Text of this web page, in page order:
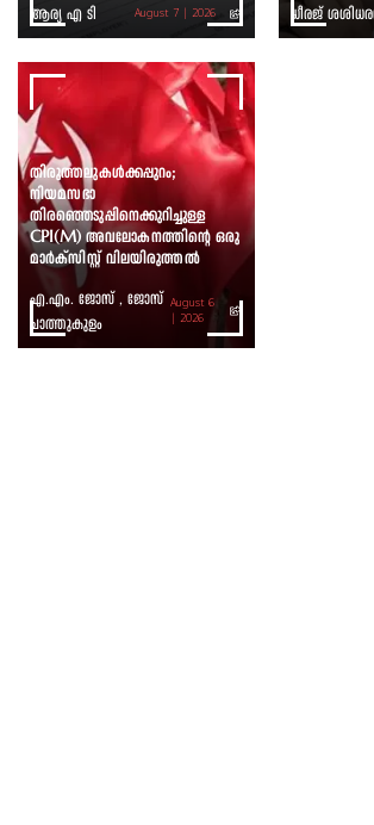
ആര്യ എ ടി August 7 | 2026 ധീരജ്
തിരുത്തലുകൾക്കപ്പുറം;
നിയമസഭാ
തിരഞ്ഞെടുപ്പിനെക്കുറിച്ചുള്ള
CPI(M) അവലോകനത്തിന്റെ ഒരു
മാർക്സിസ്റ്റ് വിലയിരുത്തൽ
എ.എം. ജോസ് , ജോസ്
ചാത്തുകുളം
August 6
| 2026